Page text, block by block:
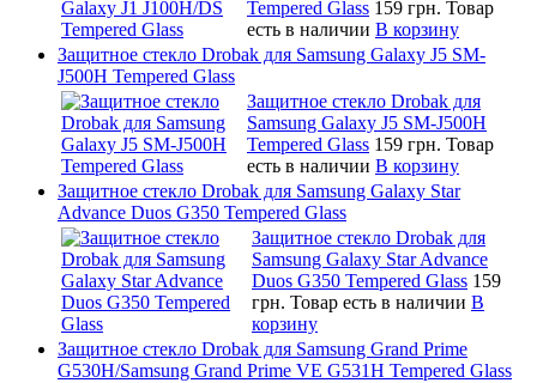
Tempered Glass 159 грн. Товар
есть в наличии В корзину
Защитное стекло Drobak для Samsung Galaxy J5 SM-
J500H Tempered Glass
Защитное стекло Drobak для
Samsung Galaxy J5 SM-J500H
Tempered Glass 159 грн. Товар
есть в наличии В корзину
Защитное стекло Drobak для Samsung Galaxy Star
Advance Duos G350 Tempered Glass
Защитное стекло Drobak для
Samsung Galaxy Star Advance
Duos G350 Tempered Glass 159
грн. Товар есть в наличии В
корзину
Защитное стекло Drobak для Samsung Grand Prime
G530H/Samsung Grand Prime VE G531H Tempered Glass